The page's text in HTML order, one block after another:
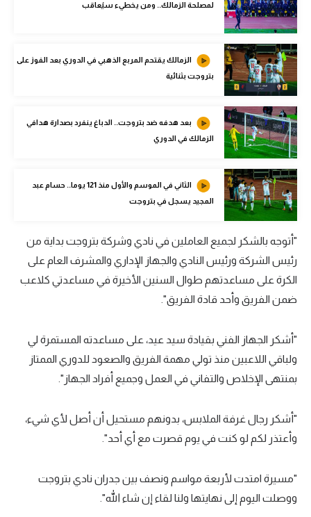
كرة سلة
كرة يد
كرة طائرة
الوطن العربي
في المونديال
رياضة نسائية
آسيا
أمريكا
أقسام خاصة
Gamers
تحقيق في الجول
تقرير في الجول
حكايات في الجول
فيديو في الجول
لمصلحة الزمالك.. ومن يخطيء سيُعاقب
الزمالك يقتحم المربع الذهبي في الدوري بعد الفوز على
بتروجت بثنائية
بعد هدفه ضد بتروجت.. الدباغ ينفرد بصدارة هدافي
الزمالك في الدوري
الثاني في الموسم والأول منذ 121 يوما.. حسام عبد
المجيد يسجل في بتروجت
"أتوجه بالشكر لجميع العاملين في نادي وشركة بتروجت بداية من
رئيس الشركة ورئيس النادي والجهاز الإداري والمشرف العام على
الكرة على مساعدتهم طوال السنين الأخيرة في مساعدتي كلاعب
ضمن الفريق وأحد قادة الفريق".
"أشكر الجهاز الفني بقيادة سيد عيد، على مساعدته المستمرة لي
ولباقي اللاعبين منذ تولي مهمة الفريق والصعود للدوري الممتاز
بمنتهى الإخلاص والتفاني في العمل وجميع أفراد الجهاز".
"أشكر رجال غرفة الملابس، بدونهم مستحيل أن أصل لأي شيء،
وأعتذر لكم لو كنت في يوم قصرت مع أي أحد".
"مسيرة امتدت لأربعة مواسم ونصف بين جدران نادي بتروجت
ووصلت اليوم إلى نهايتها ولنا لقاء إن شاء الله".